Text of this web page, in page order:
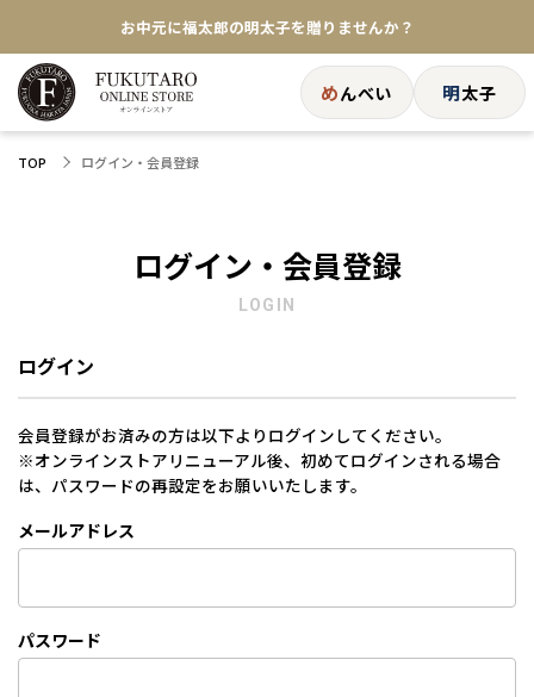
お中元に福太郎の明太子を贈りませんか？
★めんべい25周年記念商品が登場★
【色々な味を試したい方へ】ポストイン！めんべい
めんべい 明太子
TOP ログイン・会員登録
ログイン・会員登録
LOGIN
ログイン
会員登録がお済みの方は以下よりログインしてください。
※オンラインストアリニューアル後、初めてログインされる場合
は、パスワードの再設定をお願いいたします。
メールアドレス
パスワード